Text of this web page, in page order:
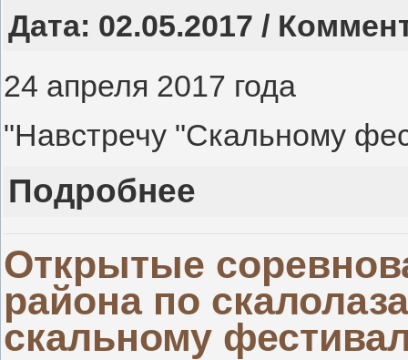
Дата: 02.05.2017 /
24 апреля 2017 года
"Навстречу "Скальному
Подробнее
Открытые
района по
скальному